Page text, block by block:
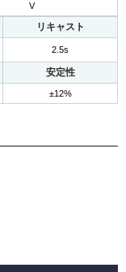
V
リキャスト
2.5s
安定性
±12%